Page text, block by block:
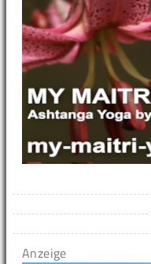
Anzeige